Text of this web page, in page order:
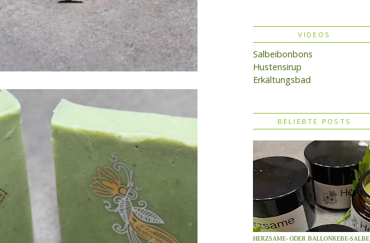
VIDEOS
Salbeibonbons
Hustensirup
Erkältungsbad
BELIEBTE POSTS
HERZSAME- ODER BALLONREBE-SALBE